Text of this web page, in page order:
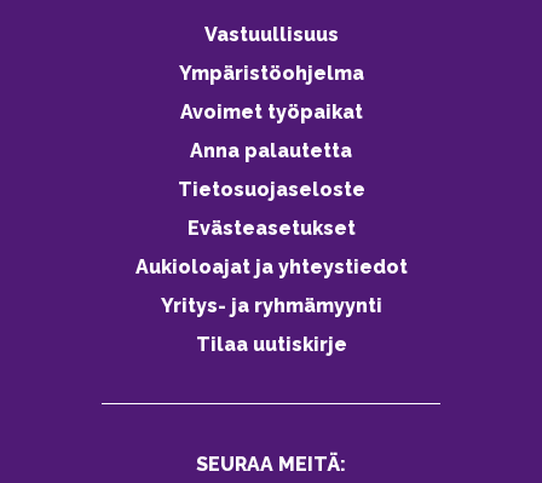
Vastuullisuus
Ympäristöohjelma
Avoimet työpaikat
Anna palautetta
Tietosuojaseloste
Evästeasetukset
Aukioloajat ja yhteystiedot
Yritys- ja ryhmämyynti
Tilaa uutiskirje
SEURAA MEITÄ: